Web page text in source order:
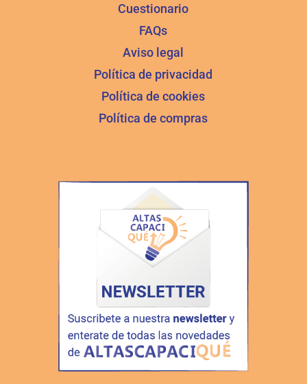
Cuestionario
FAQs
Aviso legal
Política de privacidad
Política de cookies
Política de compras